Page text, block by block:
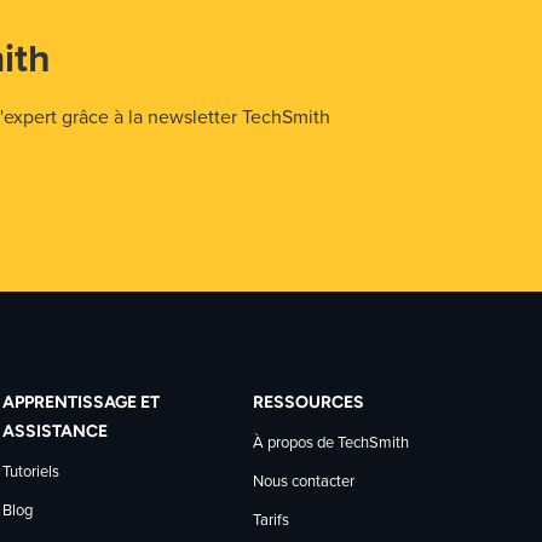
grâce à la newsletter TechSmith
APPRENTISSAGE ET
ASSISTANCE
Tutoriels
Blog
RESSOURCES
À propos de TechSmith
Nous contacter
Tarifs